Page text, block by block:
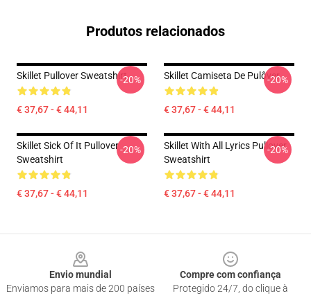
Produtos relacionados
Skillet Pullover Sweatshirt
€ 37,67 - € 44,11
-20% Skillet Camiseta De Pulôver
€ 37,67 - € 44,11
-20%
Skillet Sick Of It Pullover
Sweatshirt
€ 37,67 - € 44,11
-20%
Skillet With All Lyrics Pullover
Sweatshirt
€ 37,67 - € 44,11
-20%
Envio mundial
Enviamos para mais de 200 países
Compre com confiança
Protegido 24/7, do clique à